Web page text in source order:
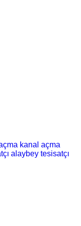
kanal açma
alaybey tesisatçı